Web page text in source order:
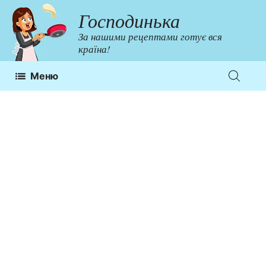
Перейти
до
контенту
Господинька
За нашими рецептами готує вся
країна!
Меню